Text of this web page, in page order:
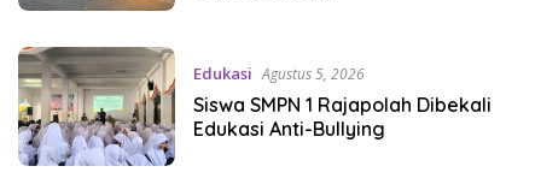
Edukasi Agustus 5, 2026
Siswa SMPN 1 Rajapolah Dibekali
Edukasi Anti-Bullying